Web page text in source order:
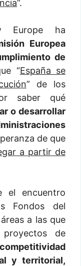
”.
Europe ha
Europea
de
“España se
” de los
saber qué
o desarrollar
de que
a partir de
el encuentro
Fondos del
a las que
de
y territorial,